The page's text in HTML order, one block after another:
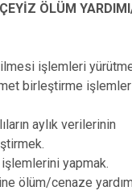
ÖLÜM
işlemleri
birleştirme
aylık verilerinin
yapmak.
ölüm/cenaze